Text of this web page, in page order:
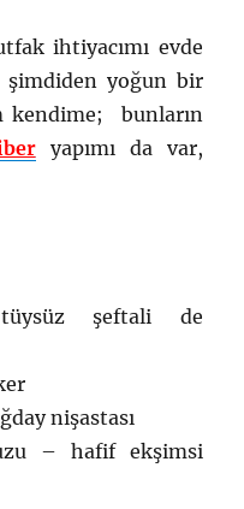
ihtiyacımı evde
şimdiden yoğun bir
kendime; bunların
yapımı da var,
şeftali de
nişastası
– hafif ekşimsi